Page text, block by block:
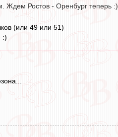
Ждем Ростов - Оренбург теперь :)
(или 49 или 51)
:)